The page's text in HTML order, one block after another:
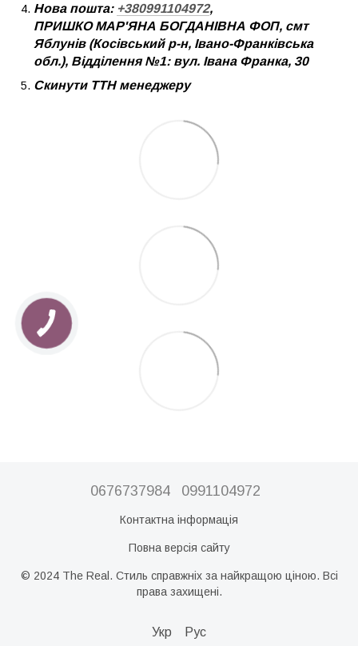
Нова пошта: +380991104972,
ПРИШКО МАР'ЯНА БОГДАНІВНА ФОП, смт
Яблунів (Косівський р-н, Івано-Франківська
обл.), Відділення №1: вул. Івана Франка, 30
Скинути ТТН менеджеру
0676737984 0991104972
Контактна інформація
Повна версія сайту
© 2024 The Real. Стиль справжніх за найкращою ціною. Всі
права захищені.
Укр Рус